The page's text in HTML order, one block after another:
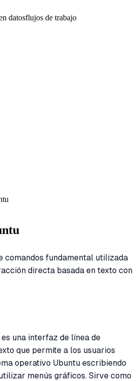
datosflujos de trabajo
comandos fundamental utilizada
directa basada en texto con
una interfaz de línea de
que permite a los usuarios
operativo Ubuntu escribiendo
menús gráficos. Sirve como